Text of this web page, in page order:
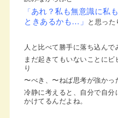
「 あれ？私も無意識に私
ときあるかも…」
と思った
人と比べて勝手に落ち込んで
まだ起きてもいないことにビ
り
〜べき、〜ねば思考が強かっ
冷静に考えると、自分で自分
かけてるんだよね。